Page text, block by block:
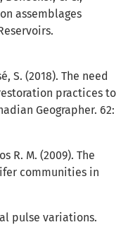
assemblages
S. (2018). The need
practices to
Geographer. 62:
R. M. (2009). The
communities in
pulse variations.